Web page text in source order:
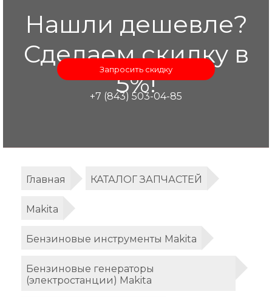
Нашли дешевле?
Сделаем скидку в
5%!
Запросить скидку
+7 (843) 503-04-85
Главная КАТАЛОГ ЗАПЧАСТЕЙ
Makita
Бензиновые инструменты Makita
Бензиновые генераторы
(электростанции) Makita